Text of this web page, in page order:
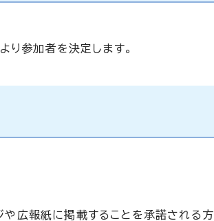
参加者を決定します。
や広報紙に掲載することを承諾される方